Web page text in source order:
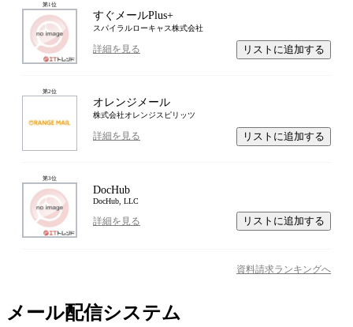
第1位
すぐメールPlus+
スパイラルローキャス株式会社
詳細を見る リストに追加する
第2位
オレンジメール
株式会社オレンジスピリッツ
詳細を見る リストに追加する
第3位
DocHub
DocHub, LLC
詳細を見る リストに追加する
資料請求ランキングへ
メール配信システム